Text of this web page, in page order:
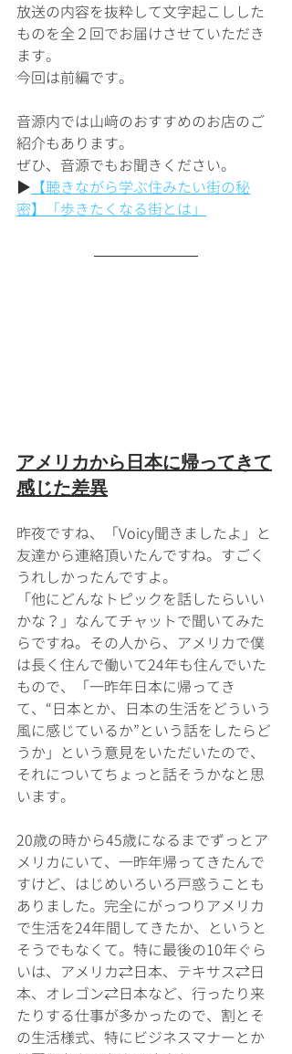
放送の内容を抜粋して文字起こしした
ものを全２回でお届けさせていただき
ます。
今回は前編です。
音源内では山﨑のおすすめのお店のご
紹介もあります。
ぜひ、音源でもお聞きください。
▶︎ 【聴きながら学ぶ住みたい街の秘
密】「歩きたくなる街とは」
アメリカから日本に帰ってきて
感じた差異
昨夜ですね、「Voicy聞きましたよ」と
友達から連絡頂いたんですね。すごく
うれしかったんですよ。
「他にどんなトピックを話したらいい
かな？」なんてチャットで聞いてみた
らですね。その人から、アメリカで僕
は長く住んで働いて24年も住んでいた
もので、「一昨年日本に帰ってき
て、“日本とか、日本の生活をどういう
風に感じているか”という話をしたらど
うか」という意見をいただいたので、
それについてちょっと話そうかなと思
います。
20歳の時から45歳になるまでずっとア
メリカにいて、一昨年帰ってきたんで
すけど、はじめいろいろ戸惑うことも
ありました。完全にがっつりアメリカ
で生活を24年間してきたか、というと
そうでもなくて。特に最後の10年ぐら
いは、アメリカ⇄日本、テキサス⇄日
本、オレゴン⇄日本など、行ったり来
たりする仕事が多かったので、割とそ
の生活様式、特にビジネスマナーとか